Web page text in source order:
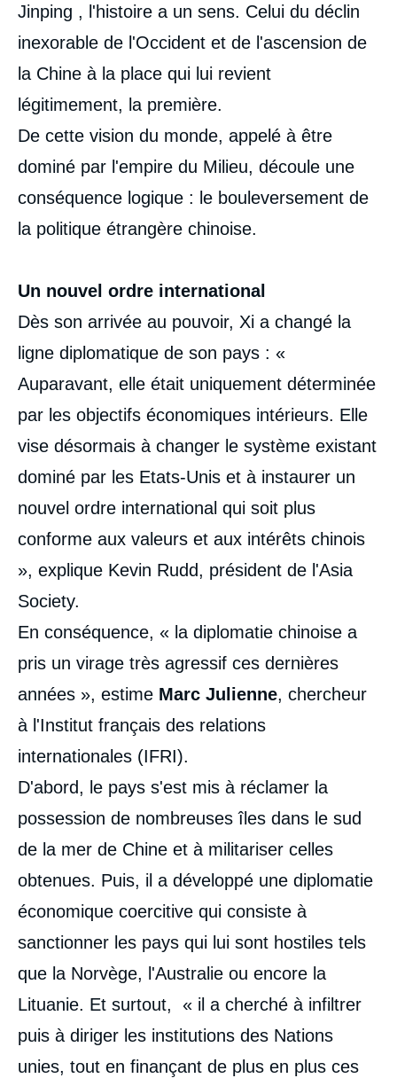
médiatique
Jinping , l'histoire a un sens. Celui du déclin
inexorable de l'Occident et de l'ascension de
la Chine à la place qui lui revient
légitimement, la première.
De cette vision du monde, appelé à être
dominé par l'empire du Milieu, découle une
conséquence logique : le bouleversement de
la politique étrangère chinoise.
Un nouvel ordre international
Dès son arrivée au pouvoir, Xi a changé la
ligne diplomatique de son pays : «
Auparavant, elle était uniquement déterminée
par les objectifs économiques intérieurs. Elle
vise désormais à changer le système existant
dominé par les Etats-Unis et à instaurer un
nouvel ordre international qui soit plus
conforme aux valeurs et aux intérêts chinois
», explique Kevin Rudd, président de l'Asia
Society.
En conséquence, « la diplomatie chinoise a
pris un virage très agressif ces dernières
années », estime Marc Julienne, chercheur
à l'Institut français des relations
internationales (IFRI).
D'abord, le pays s'est mis à réclamer la
possession de nombreuses îles dans le sud
de la mer de Chine et à militariser celles
obtenues. Puis, il a développé une diplomatie
économique coercitive qui consiste à
sanctionner les pays qui lui sont hostiles tels
que la Norvège, l'Australie ou encore la
Lituanie. Et surtout, « il a cherché à infiltrer
puis à diriger les institutions des Nations
unies, tout en finançant de plus en plus ces